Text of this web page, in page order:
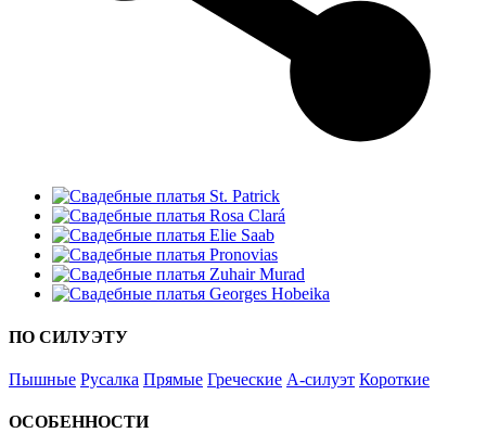
ПО СИЛУЭТУ
Пышные Русалка Прямые Греческие А-силуэт Короткие
ОСОБЕННОСТИ